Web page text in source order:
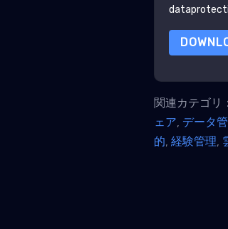
関連カテゴリ
ェア, データ
的,経験管理,